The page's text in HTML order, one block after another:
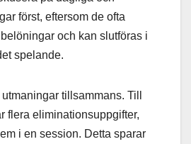
först, eftersom de ofta
och kan slutföras i
spelande.
tillsammans. Till
flera eliminationsuppgifter,
i en session. Detta sparar